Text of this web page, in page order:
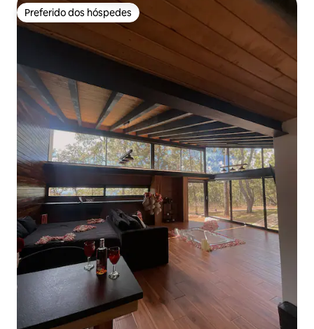
Preferido dos hóspedes
Preferido dos hóspedes